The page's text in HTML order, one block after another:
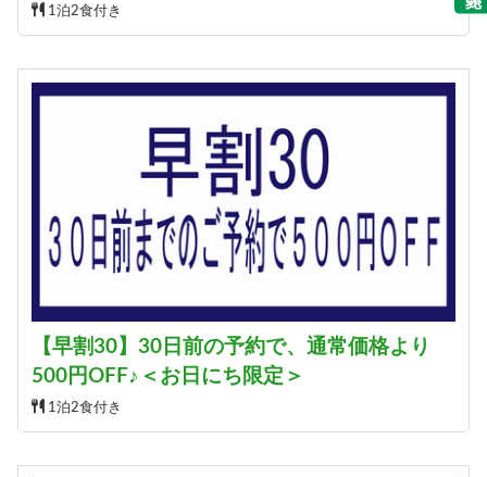
1泊2食付き
【早割30】30日前の予約で、通常価格より
500円OFF♪＜お日にち限定＞
1泊2食付き